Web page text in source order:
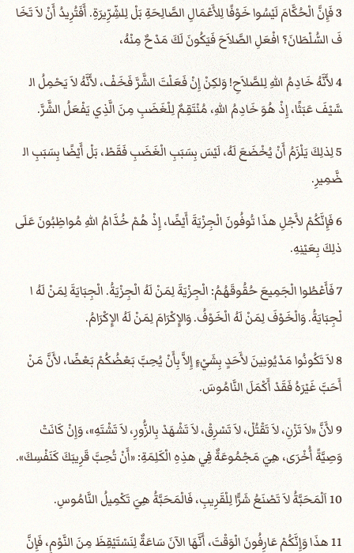
3 فَإِنَّ الْحُكَّامَ لَيْسُوا خَوْفًا لِلأَعْمَالِ الصَّالِحَةِ بَلْ لِلشِّرِّيرَةِ. أَفَتُرِيدُ أَنْ لاَ تَخَا
فَ السُّلْطَانَ؟ افْعَلِ الصَّلاَحَ فَيَكُونَ لَكَ مَدْحٌ مِنْهُ،
4 لأَنَّهُ خَادِمُ اللهِ لِلصَّلاَحِ! وَلكِنْ إِنْ فَعَلْتَ الشَّرَّ فَخَفْ، لأَنَّهُ لاَ يَحْمِلُ ال
سَّيْفَ عَبَثًا، إِذْ هُوَ خَادِمُ اللهِ، مُنْتَقِمٌ لِلْغَضَبِ مِنَ الَّذِي يَفْعَلُ الشَّرَّ.
5 لِذلِكَ يَلْزَمُ أَنْ يُخْضَعَ لَهُ، لَيْسَ بِسَبَبِ الْغَضَبِ فَقَطْ، بَلْ أَيْضًا بِسَبَبِ ال
ضَّمِيرِ.
6 فَإِنَّكُمْ لأَجْلِ هذَا تُوفُونَ الْجِزْيَةَ أَيْضًا، إِذْ هُمْ خُدَّامُ اللهِ مُواظِبُونَ عَلَى
ذلِكَ بِعَيْنِهِ.
7 فَأَعْطُوا الْجَمِيعَ حُقُوقَهُمُ: الْجِزْيَةَ لِمَنْ لَهُ الْجِزْيَةُ. الْجِبَايَةَ لِمَنْ لَهُ ا
لْجِبَايَةُ. وَالْخَوْفَ لِمَنْ لَهُ الْخَوْفُ. وَالإِكْرَامَ لِمَنْ لَهُ الإِكْرَامُ.
8 لاَ تَكُونُوا مَدْيُونِينَ لأَحَدٍ بِشَيْءٍ إِلاَّ بِأَنْ يُحِبَّ بَعْضُكُمْ بَعْضًا، لأَنَّ مَنْ
أَحَبَّ غَيْرَهُ فَقَدْ أَكْمَلَ النَّامُوسَ.
9 لأَنَّ «لاَ تَزْنِ، لاَ تَقْتُلْ، لاَ تَسْرِقْ، لاَ تَشْهَدْ بِالزُّورِ، لاَ تَشْتَهِ»، وَإِنْ كَانَتْ
وَصِيَّةً أُخْرَى، هِيَ مَجْمُوعَةٌ فِي هذِهِ الْكَلِمَةِ: «أَنْ تُحِبَّ قَرِيبَكَ كَنَفْسِكَ».
10 اَلْمَحَبَّةُ لاَ تَصْنَعُ شَرًّا لِلْقَرِيبِ، فَالْمَحَبَّةُ هِيَ تَكْمِيلُ النَّامُوسِ.
11 هذَا وَإِنَّكُمْ عَارِفُونَ الْوَقْتَ، أَنَّهَا الآنَ سَاعَةٌ لِنَسْتَيْقِظَ مِنَ النَّوْمِ، فَإِنَّ